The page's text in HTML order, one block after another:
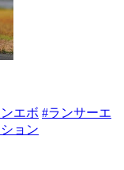
エボ #ランサーエ
ョン